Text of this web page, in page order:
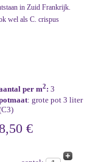
in Zuid Frankrijk.
wel als C. crispus
per m2: 3
: grote pot 3 liter
€